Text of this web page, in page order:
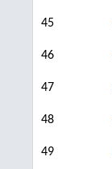
45
46
47
48
49